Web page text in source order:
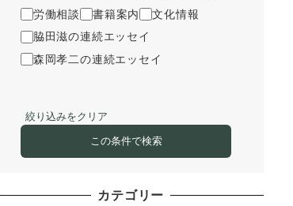
労働相談
書籍案内
文化情報
脇田滋の連続エッセイ
森岡孝二の連続エッセイ
絞り込みをクリア
この条件で検索
カテゴリー